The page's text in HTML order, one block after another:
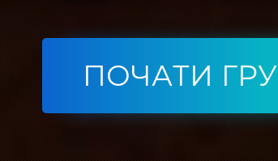
ПОЧАТИ ГРУ